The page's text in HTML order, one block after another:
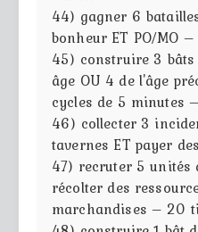
44) gagner 6
bonheur ET PO/MO
45) construire 3
âge OU 4 de l'âge
cycles de 5 minutes
46) collecter 3
tavernes ET payer
47) recruter 5 unités
récolter des
marchandises – 20